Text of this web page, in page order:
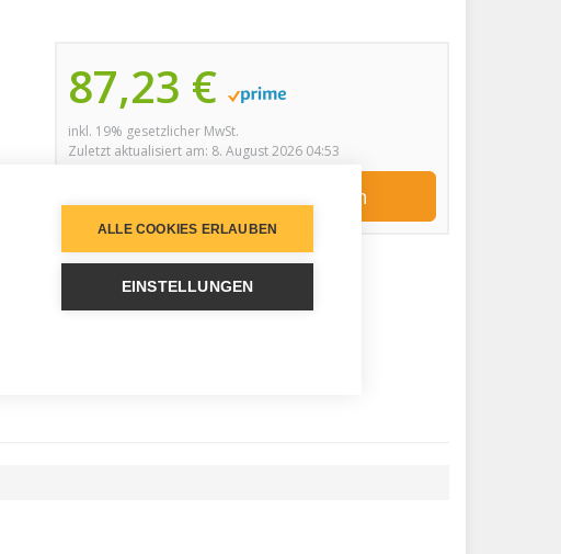
87,23 €
inkl. 19% gesetzlicher MwSt.
Zuletzt aktualisiert am: 8. August 2026 04:53
Jetzt bei Amazon kaufen
ALLE COOKIES ERLAUBEN
EINSTELLUNGEN